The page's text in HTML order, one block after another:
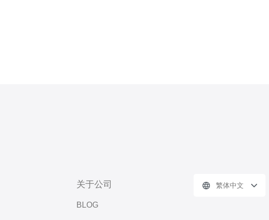
关于公司
BLOG
繁体中文